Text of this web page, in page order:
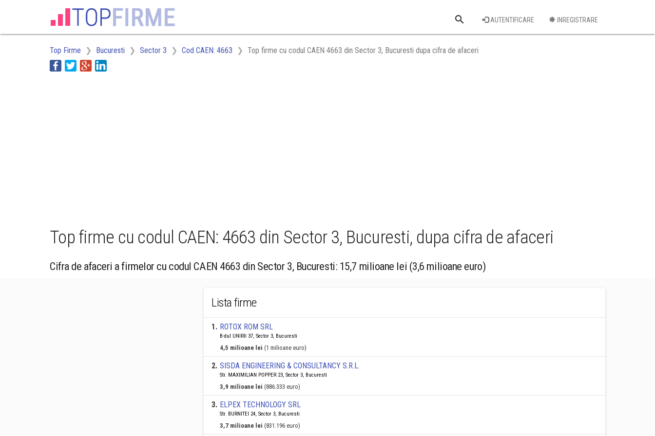
search
Cauta o firma
AUTENTIFICARE INREGISTRARE
Top Firme Bucuresti Sector 3 Cod CAEN: 4663 Top firme cu codul CAEN 4663 din Sector 3, Bucuresti dupa cifra de afaceri
Top firme cu codul CAEN: 4663 din Sector 3, Bucuresti, dupa cifra de afaceri
Cifra de afaceri a firmelor cu codul CAEN 4663 din Sector 3, Bucuresti: 15,7 milioane lei (3,6 milioane euro)
Lista firme
1. ROTOX ROM SRL
B-dul UNIRII 37, Sector 3, Bucuresti
4,5 milioane lei (1 milioane euro)
2. SISDA ENGINEERING & CONSULTANCY S.R.L.
Str. MAXIMILIAN POPPER 23, Sector 3, Bucuresti
3,9 milioane lei (886.333 euro)
3. ELPEX TECHNOLOGY SRL
Str. BURNITEI 24, Sector 3, Bucuresti
3,7 milioane lei (831.196 euro)